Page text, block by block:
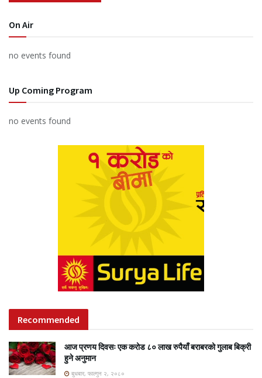
On Air
no events found
Up Coming Program
no events found
Recommended
आज प्रणय दिवसः एक करोड ८० लाख रुपैयाँ बराबरको गुलाब बिक्री
हुने अनुमान
बुधबार, फाल्गुन २, २०८०